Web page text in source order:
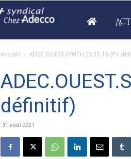
Accueil ADEC.OUEST.SYNTH 23 10 18 (PV
définitif)
31 août 2021